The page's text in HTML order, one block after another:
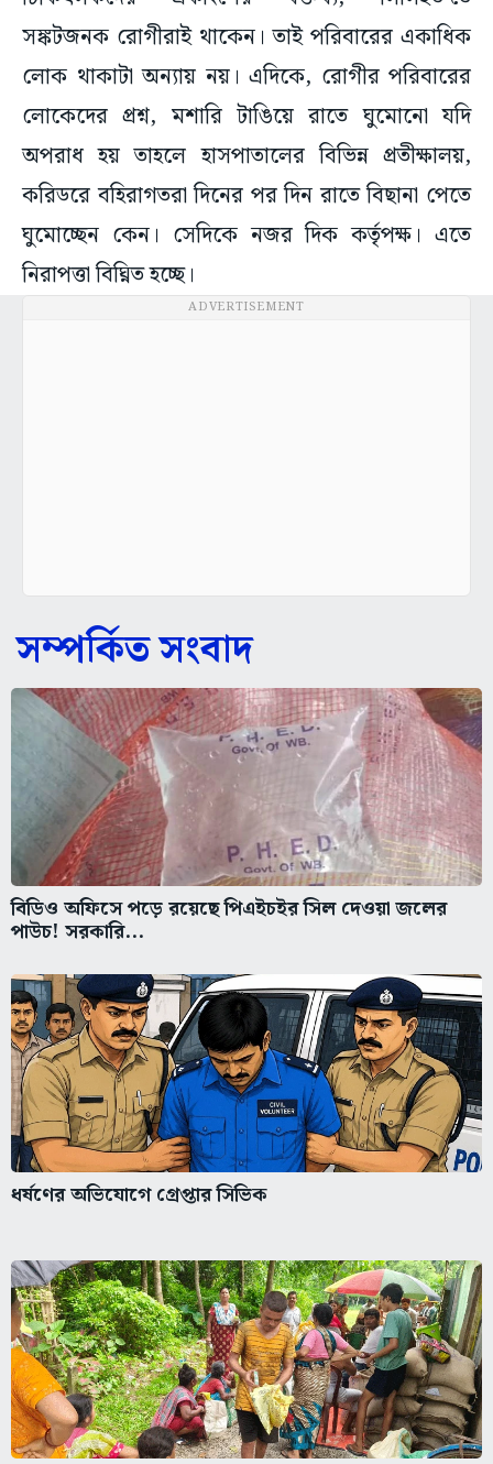
সঙ্কটজনক রোগীরাই থাকেন। তাই পরিবারের একাধিক
লোক থাকাটা অন্যায় নয়। এদিকে, রোগীর পরিবারের
লোকেদের প্রশ্ন, মশারি টাঙিয়ে রাতে ঘুমোনো যদি
অপরাধ হয় তাহলে হাসপাতালের বিভিন্ন প্রতীক্ষালয়,
করিডরে বহিরাগতরা দিনের পর দিন রাতে বিছানা পেতে
ঘুমোচ্ছেন কেন। সেদিকে নজর দিক কর্তৃপক্ষ। এতে
নিরাপত্তা বিঘ্নিত হচ্ছে।
ADVERTISEMENT
সম্পর্কিত সংবাদ
বিডিও অফিসে পড়ে রয়েছে পিএইচইর সিল দেওয়া জলের
পাউচ! সরকারি...
ধর্ষণের অভিযোগে গ্রেপ্তার সিভিক